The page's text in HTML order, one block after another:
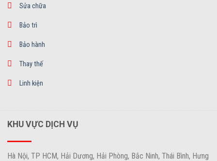
Sửa chữa
Bảo trì
Bảo hành
Thay thế
Linh kiện
KHU VỰC DỊCH VỤ
Hà Nội, TP HCM, Hải Dương, Hải Phòng, Bắc Ninh, Thái Bình, Hưng